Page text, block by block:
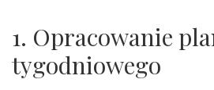
1. Opracowanie
tygodniowego